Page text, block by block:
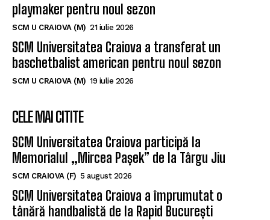
playmaker pentru noul sezon
SCM U CRAIOVA (M) 21 iulie 2026
SCM Universitatea Craiova a transferat un
baschetbalist american pentru noul sezon
SCM U CRAIOVA (M) 19 iulie 2026
CELE MAI CITITE
SCM Universitatea Craiova participă la
Memorialul „Mircea Pașek” de la Târgu Jiu
SCM CRAIOVA (F) 5 august 2026
SCM Universitatea Craiova a împrumutat o
tânără handbalistă de la Rapid București